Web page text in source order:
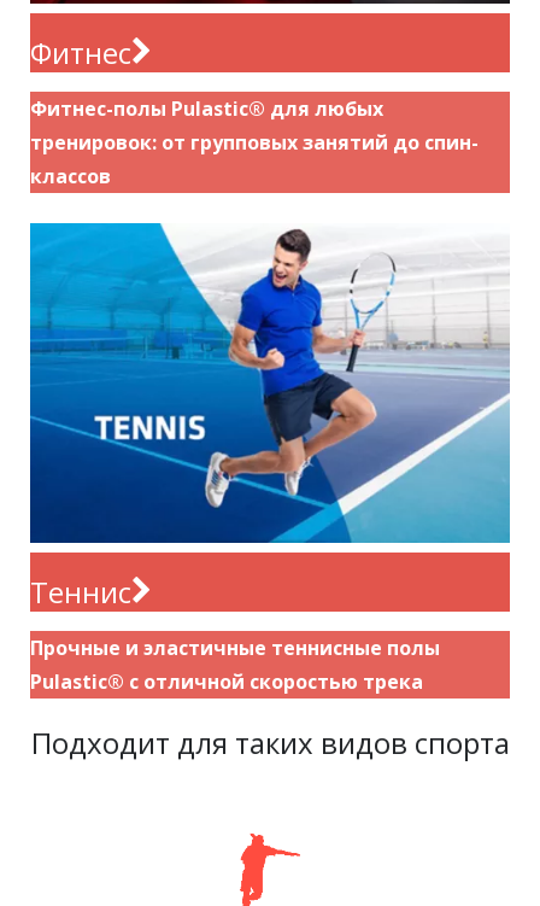
Фитнес
Фитнес-полы Pulastic® для любых
тренировок: от групповых занятий до спин-
классов
Теннис
Прочные и эластичные теннисные полы
Pulastic® с отличной скоростью трека
Подходит для таких видов спорта